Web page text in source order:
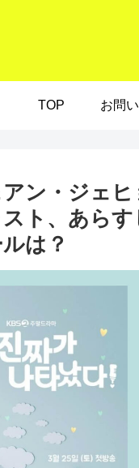
TOP お問
ン・ジェ
ト、あら
は？